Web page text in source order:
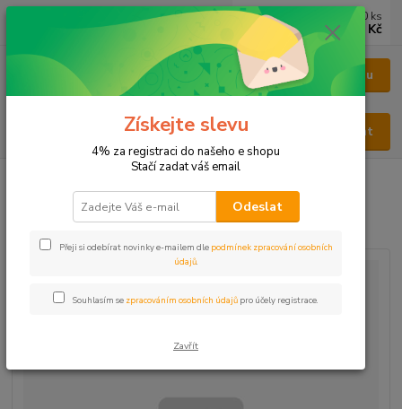
Menu
Hledat
0 ks
0 Kč
Česnek plátkový
Získejte slevu
4% za registraci do našeho e shopu
Stačí zadat váš email
Odeslat
Přeji si odebírat novinky e-mailem dle podmínek zpracování osobních
údajů.
Souhlasím se zpracováním osobních údajů pro účely registrace.
Zavřít